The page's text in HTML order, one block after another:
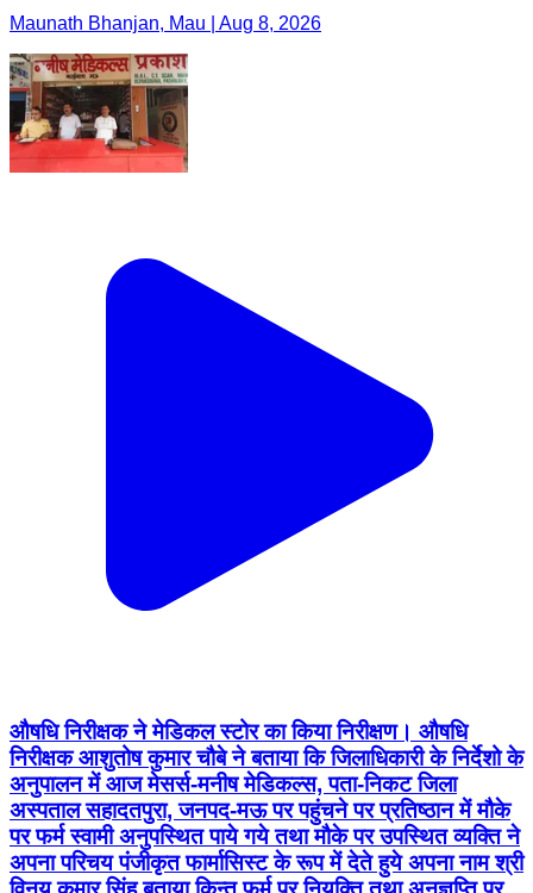
Maunath Bhanjan, Mau | Aug 8, 2026
औषधि निरीक्षक ने मेडिकल स्टोर का किया निरीक्षण। औषधि
निरीक्षक आशुतोष कुमार चौबे ने बताया कि जिलाधिकारी के निर्देशो के
अनुपालन में आज मेसर्स-मनीष मेडिकल्स, पता-निकट जिला
अस्पताल सहादतपुरा, जनपद-मऊ पर पहुंचने पर प्रतिष्ठान में मौके
पर फर्म स्वामी अनुपस्थित पाये गये तथा मौके पर उपस्थित व्यक्ति ने
अपना परिचय पंजीकृत फार्मासिस्ट के रूप में देते हुये अपना नाम श्री